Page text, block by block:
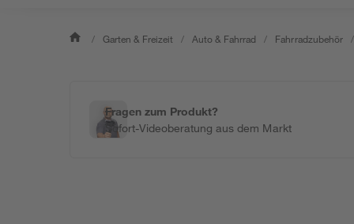
/ Garten & Freizeit / Auto & Fahrrad / Fahrradzubehör /
Fragen zum Produkt?
Sofort-Videoberatung aus dem Markt